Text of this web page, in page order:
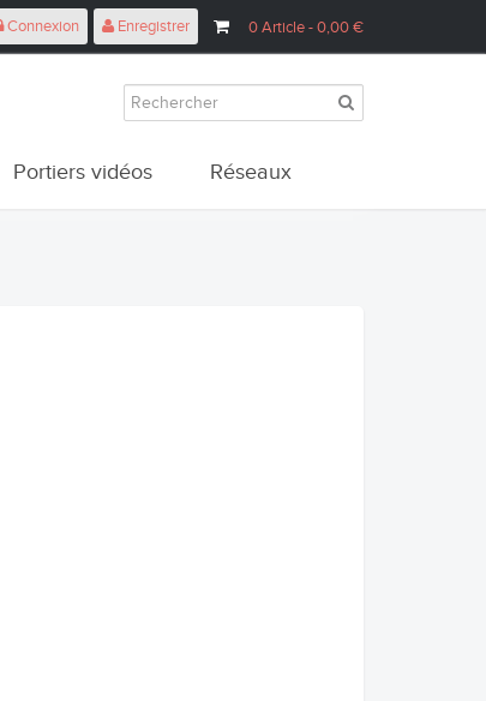
0Article- 0,00 €
Connexion Enregistrer
Portiers vidéos Réseaux